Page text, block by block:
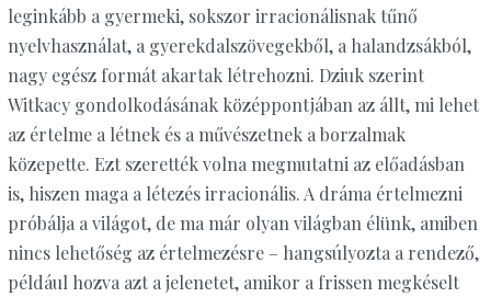
leginkább a gyermeki, sokszor irracionálisnak tűnő
nyelvhasználat, a gyerekdalszövegekből, a halandzsákból,
nagy egész formát akartak létrehozni. Dziuk szerint
Witkacy gondolkodásának középpontjában az állt, mi lehet
az értelme a létnek és a művészetnek a borzalmak
közepette. Ezt szerették volna megmutatni az előadásban
is, hiszen maga a létezés irracionális. A dráma értelmezni
próbálja a világot, de ma már olyan világban élünk, amiben
nincs lehetőség az értelmezésre – hangsúlyozta a rendező,
például hozva azt a jelenetet, amikor a frissen megkéselt